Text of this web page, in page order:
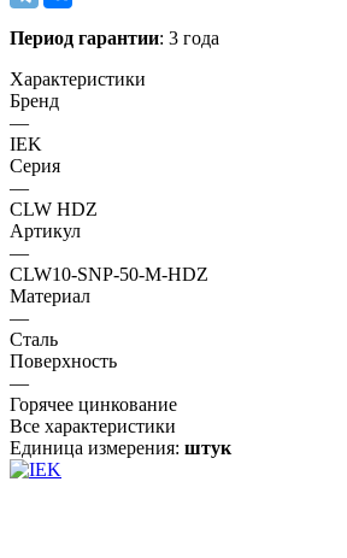
Период гарантии: 3 года
Характеристики
Бренд
—
IEK
Серия
—
CLW HDZ
Артикул
—
CLW10-SNP-50-M-HDZ
Материал
—
Сталь
Поверхность
—
Горячее цинкование
Все характеристики
Единица измерения: штук